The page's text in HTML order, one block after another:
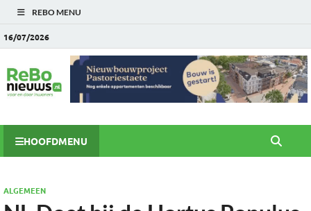
REBO MENU
16/07/2026
HOOFDMENU
ALGEMEEN